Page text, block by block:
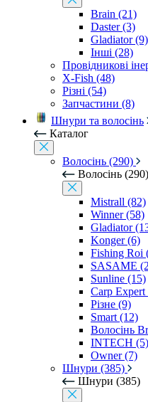
Brain (21)
Daster (3)
Gladiator (9)
Інші (28)
Провідникові
X-Fish (48)
Різні (54)
Запчастини (8)
Шнури та волосінь
Каталог
Волосінь (290)
Волосінь (290)
Mistrall (82)
Winner (58)
Gladiator
Konger (6)
Fishing Roi
SASAME
Sunline (15)
Carp Expert
Різне (9)
Smart (12)
Волосінь
INTECH (5)
Owner (7)
Шнури (385)
Шнури (385)